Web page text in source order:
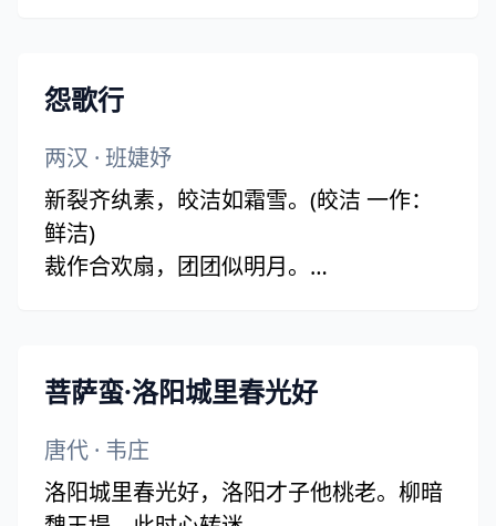
怨歌行
两汉 · 班婕妤
新裂齐纨素，皎洁如霜雪。(皎洁 一作：
鲜洁)
裁作合欢扇，团团似明月。
弃捐箧笥中，恩情中道绝。
菩萨蛮·洛阳城里春光好
唐代 · 韦庄
洛阳城里春光好，洛阳才子他桃老。柳暗